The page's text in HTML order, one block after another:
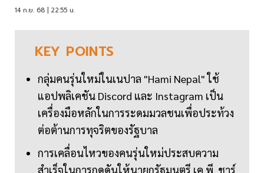
14 ก.ย. 68 | 22:55 น.
KEY POINTS
กลุ่มคนรุ่นใหม่ในเนปาล "Hami Nepal" ใช้
แอปพลิเคชัน Discord และ Instagram เป็น
เครื่องมือหลักในการระดมมวลชนเพื่อประท้วง
ต่อต้านการทุจริตของรัฐบาล
การเคลื่อนไหวของคนรุ่นใหม่ประสบความ
สำเร็จในการกดดันให้นายกรัฐมนตรี เค.พี. ชาร์